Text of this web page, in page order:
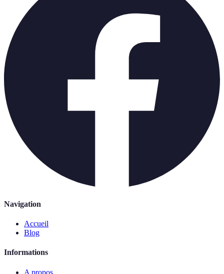
Navigation
Accueil
Blog
Informations
A propos